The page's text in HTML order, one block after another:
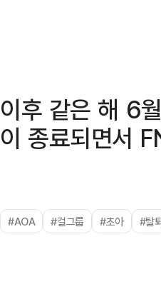
이후 같은 해 6
이 종료되면서
#AOA #걸그룹 #초아 #탈